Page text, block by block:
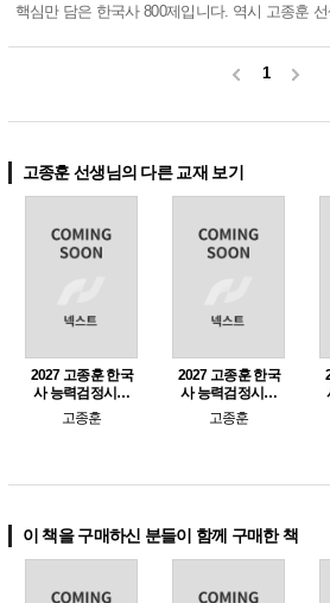
핵심만 담은 한국사 800제입니다. 역시 고종훈 선
1
고종훈 선생님의 다른 교재 보기
2027 고종훈 한국
사 능력검정시험
기출 300제 (심화
1,2,3급)
고종훈
2027 고종훈 한국
사 능력검정시험
단권화 노트(서브
노트)
고종훈
이 책을 구매하신 분들이 함께 구매한 책